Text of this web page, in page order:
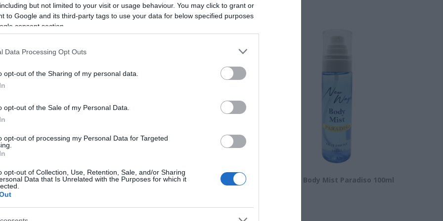
but not limited to your visit or usage behaviour. You may click to grant or
to Google and its third-party tags to use your data for below specified purposes
consent section.
Data Processing Opt Outs
opt-out of the Sharing of my personal data.
opt-out of the Sale of my Personal Data.
opt-out of processing my Personal Data for Targeted
opt-out of Collection, Use, Retention, Sale, and/or Sharing
Data that Is Unrelated with the Purposes for which it
Serum 30ml Ειδικός
Όγκου
EOLIA Face Sunscreen Hyaluronic Acid
New Ways Body Mist Paradiso 100ml